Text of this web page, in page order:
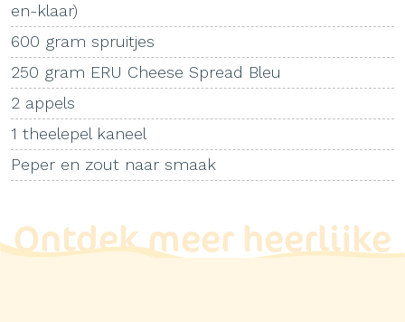
en-klaar)
600 gram spruitjes
250 gram ERU Cheese Spread Bleu
2 appels
1 theelepel kaneel
Peper en zout naar smaak
Ontdek meer heerlijke
recepten